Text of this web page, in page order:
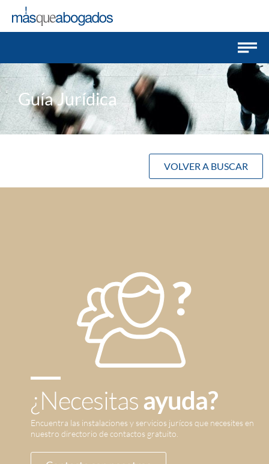
Guía Jurídica
VOLVER A BUSCAR
¿Necesitasayuda?
Encuentra las instalaciones y servicios jurícos que necesites en
nuestro directorio de contactos gratuito.